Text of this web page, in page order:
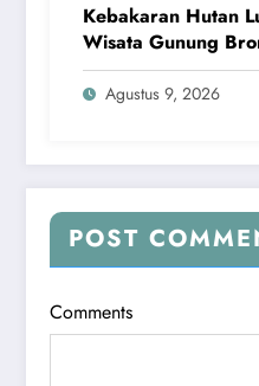
Kebakaran Hutan
Wisata Gunung
Agustus 9, 2026
POST
Comments